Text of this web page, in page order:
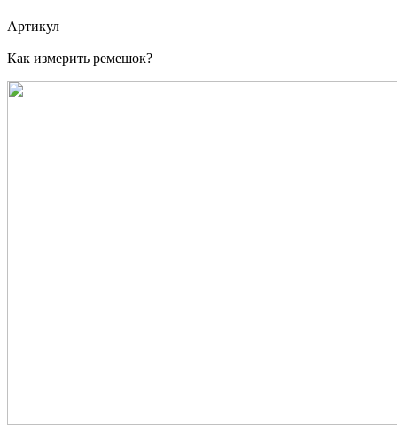
Артикул
Как измерить ремешок?